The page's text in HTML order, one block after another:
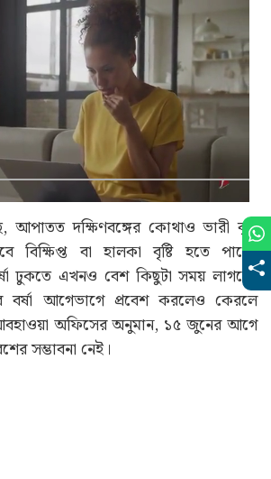
ও সংলগ্ন জেলাগুলিতেও ঝড়-বৃষ্টির
থাকতে পারে ৩৫ থেকে ৩৭ ডিগ্রি
বজ্রবিদ্যুৎ-সহ বৃষ্টির সম্ভাবনা
ঝোড়ো হাওয়া বইতে পারে। ভারী বৃষ্টির
Advertisement